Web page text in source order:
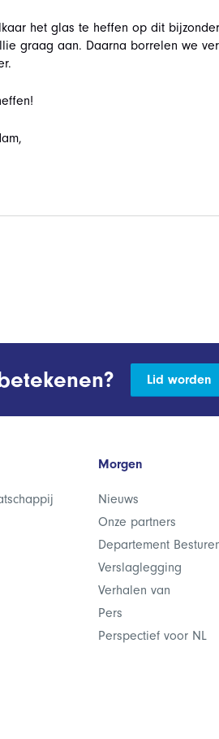
het glas te heffen op dit
graag aan. Daarna borrelen we
Lid worden
Morgen
Nieuws
Onze partners
Departement
Verslaglegging
Verhalen van
Pers
Perspectief voor NL